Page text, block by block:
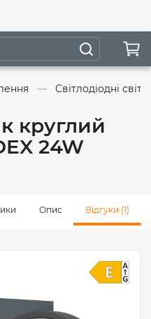
Світлодіодні
круглий
24W
Опис Відгуки (1)